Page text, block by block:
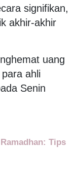
signifikan,
akhir-akhir
uang
ahli
Senin
Tips